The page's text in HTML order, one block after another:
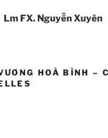
Lm FX. Nguyễn Xuyên
HOÀ BÌNH –